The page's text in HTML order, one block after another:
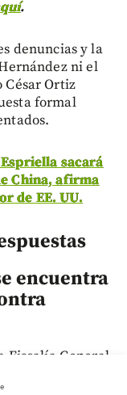
.
denuncias y la
ni el
César Ortiz
formal
sacará
China, afirma
de EE. UU.
encuentra
Fiscalía General
exfuncionaria